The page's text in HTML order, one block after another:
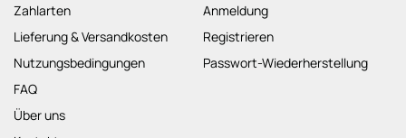
Zahlarten
Lieferung & Versandkosten
Nutzungsbedingungen
FAQ
Über uns
Anmeldung
Registrieren
Passwort-Wiederherstellung